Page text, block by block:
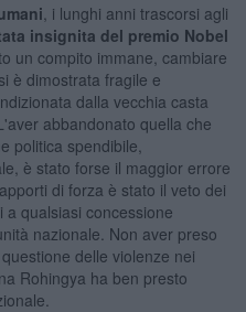
, i lunghi anni trascorsi agli
insignita del premio Nobel
un compito immane, cambiare
è dimostrata fragile e
dalla vecchia casta
abbandonato quella che
politica spendibile,
è stato forse il maggior errore
di forza è stato il veto dei
qualsiasi concessione
nazionale. Non aver preso
delle violenze nei
Rohingya ha ben presto